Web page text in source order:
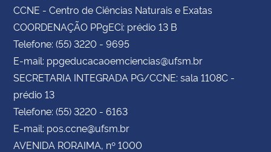
CCNE - Centro de Ciências Naturais e Exatas
COORDENAÇÃO PPgECi: prédio 13 B
Telefone: (55) 3220 - 9695
E-mail: ppgeducacaoemciencias@ufsm.br
SECRETARIA INTEGRADA PG/CCNE: sala 1108C -
prédio 13
Telefone: (55) 3220 - 6163
E-mail: pos.ccne@ufsm.br
AVENIDA RORAIMA, nº 1000